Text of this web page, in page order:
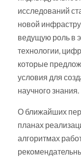
исследований
новой
ведущую роль в
технологии,
которые
условия для
научного знания.
О ближайших
планах
алгоритмах